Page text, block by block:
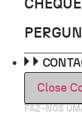
Close
FAZ-NOS